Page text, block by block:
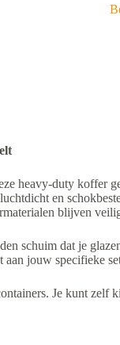
heavy-duty koffer
en
blijven
schuim dat je
jouw specifieke
Je kunt